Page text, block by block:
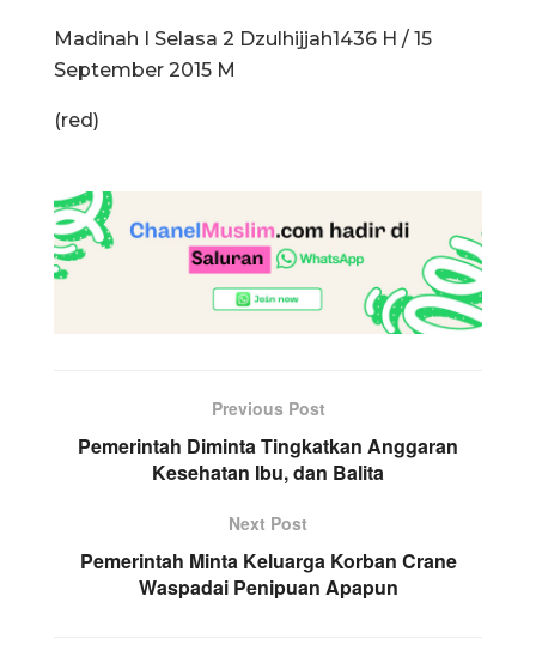
Madinah I Selasa 2 Dzulhijjah1436 H / 15
September 2015 M
(red)
Previous Post
Pemerintah Diminta Tingkatkan Anggaran
Kesehatan Ibu, dan Balita
Next Post
Pemerintah Minta Keluarga Korban Crane
Waspadai Penipuan Apapun